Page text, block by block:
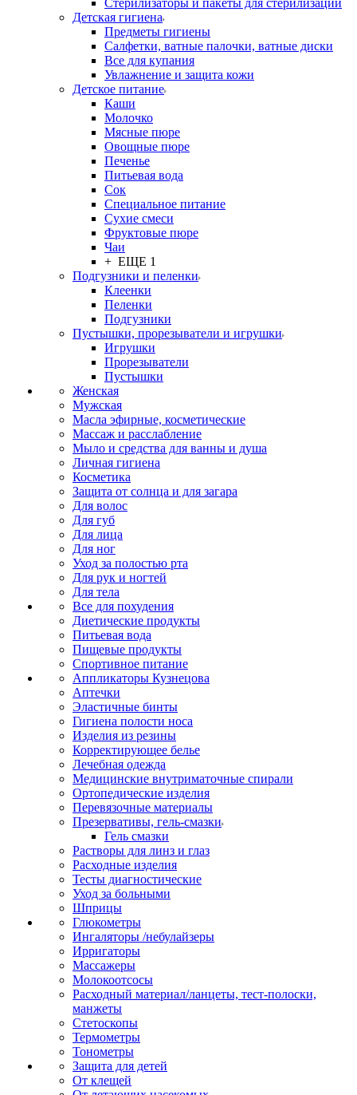
Стерилизаторы и пакеты для стерилизации
Детская гигиена
Предметы гигиены
Салфетки, ватные палочки, ватные диски
Все для купания
Увлажнение и защита кожи
Детское питание
Каши
Молочко
Мясные пюре
Овощные пюре
Печенье
Питьевая вода
Сок
Специальное питание
Сухие смеси
Фруктовые пюре
Чаи
+ ЕЩЕ 1
Подгузники и пеленки
Клеенки
Пеленки
Подгузники
Пустышки, прорезыватели и игрушки
Игрушки
Прорезыватели
Пустышки
Женская
Мужская
Масла эфирные, косметические
Массаж и расслабление
Мыло и средства для ванны и душа
Личная гигиена
Косметика
Защита от солнца и для загара
Для волос
Для губ
Для лица
Для ног
Уход за полостью рта
Для рук и ногтей
Для тела
Все для похудения
Диетические продукты
Питьевая вода
Пищевые продукты
Спортивное питание
Аппликаторы Кузнецова
Аптечки
Эластичные бинты
Гигиена полости носа
Изделия из резины
Корректирующее белье
Лечебная одежда
Медицинские внутриматочные спирали
Ортопедические изделия
Перевязочные материалы
Презервативы, гель-смазки
Гель смазки
Растворы для линз и глаз
Расходные изделия
Тесты диагностические
Уход за больными
Шприцы
Глюкометры
Ингаляторы /небулайзеры
Ирригаторы
Массажеры
Молокоотсосы
Расходный материал/ланцеты, тест-полоски,
манжеты
Стетоскопы
Термометры
Тонометры
Защита для детей
От клещей